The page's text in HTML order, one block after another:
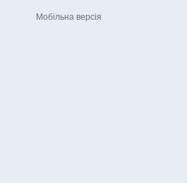
Мобільна версія